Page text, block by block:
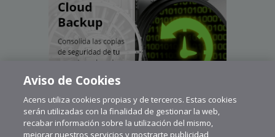
Aviso de Cookies
Acens utiliza cookies propias y de terceros. Estas cookies
serán utilizadas con la finalidad de gestionar la web,
recabar información sobre la utilización del mismo,
mejorar nuestros servicios y mostrarte publicidad